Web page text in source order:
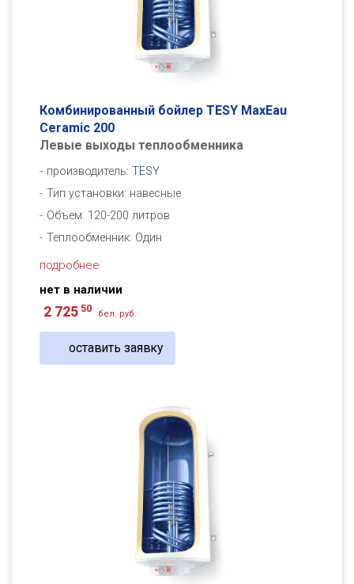
Комбинированный бойлер TESY MaxEau
Ceramic 200
Левые выходы теплообменника
производитель: TESY
Тип установки: навесные
Объем: 120-200 литров
Теплообменник: Один
подробнее
нет в наличии
2 725 50 бел. руб.
оставить заявку